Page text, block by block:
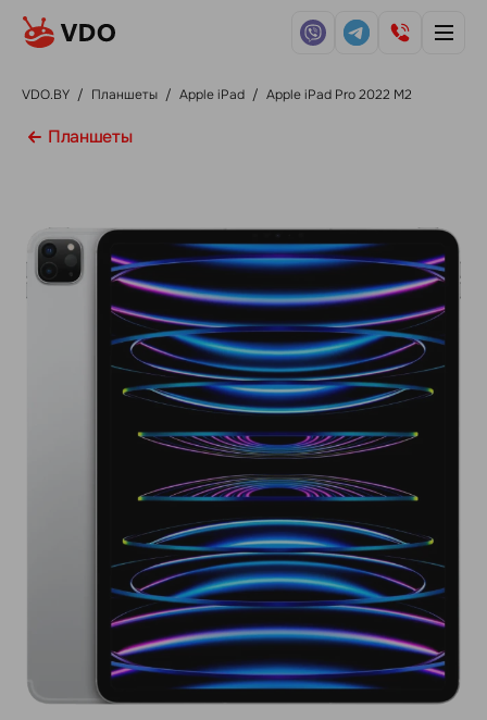
VDO.BY / Планшеты / Apple iPad / Apple iPad Pro 2022 M2
Планшеты